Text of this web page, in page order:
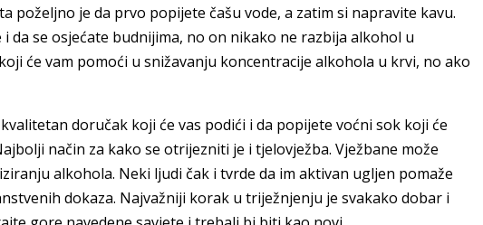
poželjno je da prvo popijete čašu vode, a zatim si napravite kavu.
da se osjećate budnijima, no on nikako ne razbija alkohol u
će vam pomoći u snižavanju koncentracije alkohola u krvi, no ako
doručak koji će vas podići i da popijete voćni sok koji će
način za kako se otrijezniti je i tjelovježba. Vježbane može
alkohola. Neki ljudi čak i tvrde da im aktivan ugljen pomaže
dokaza. Najvažniji korak u triježnjenju je svakako dobar i